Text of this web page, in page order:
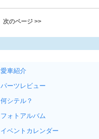
次のページ >>
愛車紹介
パーツレビュー
何シテル？
フォトアルバム
イベントカレンダー